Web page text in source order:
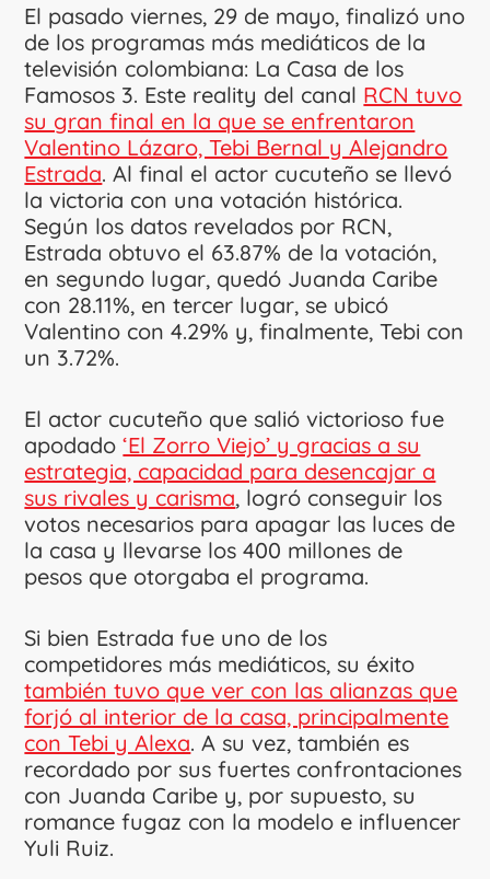
El pasado viernes, 29 de mayo, finalizó uno
de los programas más mediáticos de la
televisión colombiana: La Casa de los
Famosos 3. Este reality del canal RCN tuvo
su gran final en la que se enfrentaron
Valentino Lázaro, Tebi Bernal y Alejandro
Estrada. Al final el actor cucuteño se llevó
la victoria con una votación histórica.
Según los datos revelados por RCN,
Estrada obtuvo el 63.87% de la votación,
en segundo lugar, quedó Juanda Caribe
con 28.11%, en tercer lugar, se ubicó
Valentino con 4.29% y, finalmente, Tebi con
un 3.72%.
El actor cucuteño que salió victorioso fue
apodado‘El Zorro Viejo’ y gracias a su
estrategia, capacidad para desencajar a
sus rivales y carisma, logró conseguir los
votos necesarios para apagar las luces de
la casa y llevarse los 400 millones de
pesos que otorgaba el programa.
Si bien Estrada fue uno de los
competidores más mediáticos, su éxito
también tuvo que ver con las alianzas que
forjó al interior de la casa, principalmente
con Tebi y Alexa. A su vez, también es
recordado por sus fuertes confrontaciones
con Juanda Caribe y, por supuesto, su
romance fugaz con la modelo e influencer
Yuli Ruiz.